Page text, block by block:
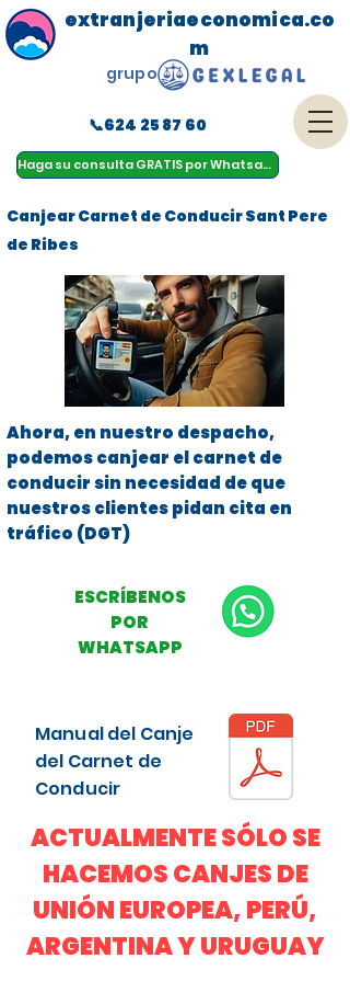
Haga su consulta GRATIS por Whatsapp
menu
extranjeriaeconomica.co
m
📞624 25 87 60
grupo
Canjear Carnet de Conducir Sant Pere
de Ribes
Ahora, en nuestro despacho,
podemos canjear el carnet de
conducir sin necesidad de que
nuestros clientes pidan cita en
tráfico (DGT)
ESCRÍBENOS
POR
WHATSAPP
Manual del Canje
del Carnet de
Conducir
ACTUALMENTE SÓLO SE
HACEMOS CANJES DE
UNIÓN EUROPEA, PERÚ,
ARGENTINA Y URUGUAY